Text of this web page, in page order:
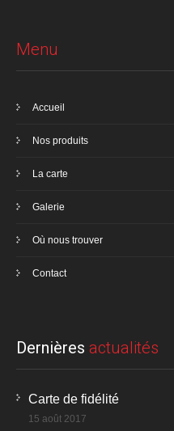
Menu
Accueil
Nos produits
La carte
Galerie
Où nous trouver
Contact
Dernières actualités
Carte de fidélité
15 août 2017